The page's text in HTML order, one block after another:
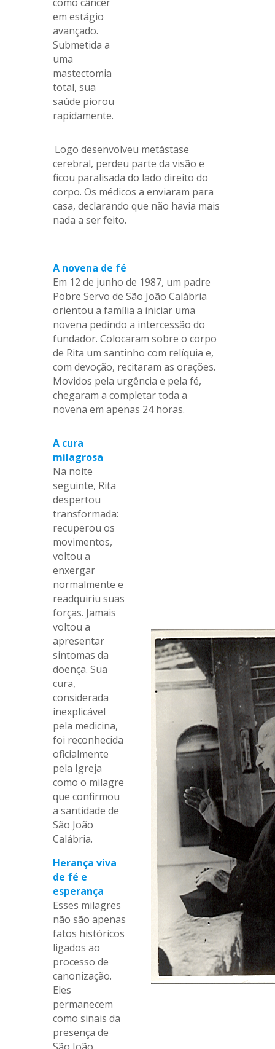
em estágio
avançado.
Submetida a
uma
mastectomia
total, sua
saúde piorou
rapidamente.
Logo desenvolveu metástase
cerebral, perdeu parte da visão e
ficou paralisada do lado direito do
corpo. Os médicos a enviaram para
casa, declarando que não havia mais
nada a ser feito.
A novena de fé
Em 12 de junho de 1987, um padre
Pobre Servo de São João Calábria
orientou a família a iniciar uma
novena pedindo a intercessão do
fundador. Colocaram sobre o corpo
de Rita um santinho com relíquia e,
com devoção, recitaram as orações.
Movidos pela urgência e pela fé,
chegaram a completar toda a
novena em apenas 24 horas.
A cura
milagrosa
Na noite
seguinte, Rita
despertou
transformada:
recuperou os
movimentos,
voltou a
enxergar
normalmente e
readquiriu suas
forças. Jamais
voltou a
apresentar
sintomas da
doença. Sua
cura,
considerada
inexplicável
pela medicina,
foi reconhecida
oficialmente
pela Igreja
como o milagre
que confirmou
a santidade de
São João
Calábria.
Herança viva
de fé e
esperança
Esses milagres
não são apenas
fatos históricos
ligados ao
processo de
canonização.
Eles
permanecem
como sinais da
presença de
São João